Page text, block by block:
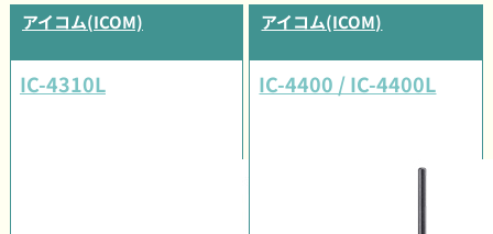
アイコム(ICOM)
IC-4310L
アイコム(ICOM)
IC-4400 / IC-4400L